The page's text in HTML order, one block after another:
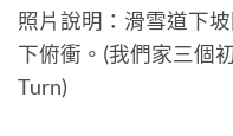
照片說明：滑雪道下
下俯衝。(我們家三個
Turn)